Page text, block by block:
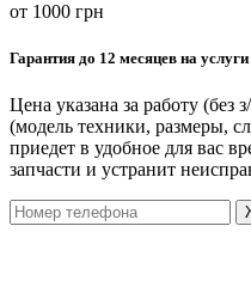
от 1000 грн
Гарантия до 12 месяцев на
Цена указана за работу (без
(модель техники, размеры,
приедет в удобное для вас
запчасти и устранит